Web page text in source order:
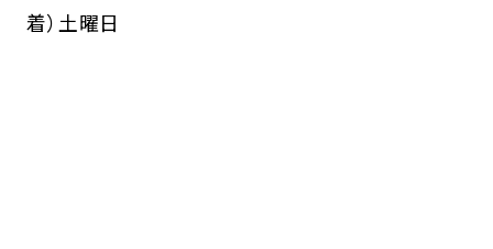
着）土曜日